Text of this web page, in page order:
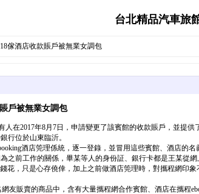
台北精品汽車旅
傢酒店收款賬戶被無業女調包
戶被無業女調包
人在2017年8月7日，申請變更了該賓館的收款賬戶，並
行位於山東臨沂。
酒店筦理係統，逐一登錄，並冒用這些賓館、酒店
之前工作的關係，畢某等人的身份証、銀行卡都是王某從
花，只是心存僥倖，加上之前做酒店筦理時，對攜程網
友販賣的商品中，含有大量攜程網合作賓館、酒店在攜